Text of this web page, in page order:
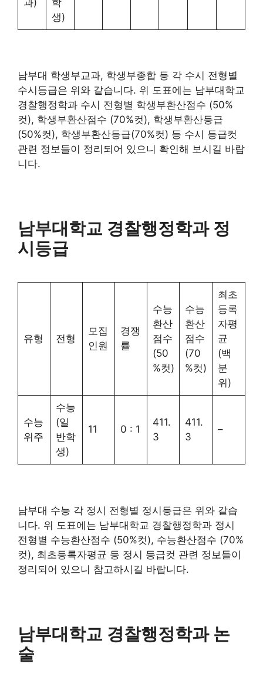
생)
남부대 학생부교과, 학생부종합 등 각 수시 전형별
수시등급은 위와 같습니다. 위 도표에는 남부대학교
경찰행정학과 수시 전형별 학생부환산점수 (50%
컷), 학생부환산점수 (70%컷), 학생부환산등급
(50%컷), 학생부환산등급(70%컷) 등 수시 등급컷
관련 정보들이 정리되어 있으니 확인해 보시길 바랍
니다.
남부대학교 경찰행정학과 정
시등급
유형 전형
모집
인원
경쟁
률
수능
환산
점수
(50
%컷)
수능
환산
점수
(70
%컷)
최초
등록
자평
균
(백
분
위)
수능
위주
수능
(일
반학
생)
11 0 : 1
411.
3
411.
3
–
남부대 수능 각 정시 전형별 정시등급은 위와 같습
니다. 위 도표에는 남부대학교 경찰행정학과 정시
전형별 수능환산점수 (50%컷), 수능환산점수 (70%
컷), 최초등록자평균 등 정시 등급컷 관련 정보들이
정리되어 있으니 참고하시길 바랍니다.
남부대학교 경찰행정학과 논
술